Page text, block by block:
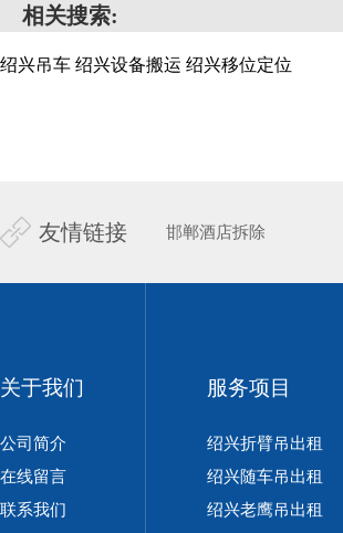
相关搜索:
绍兴吊车 绍兴设备搬运 绍兴移位定位
友情链接 邯郸酒店拆除
关于我们
公司简介
在线留言
联系我们
服务项目
绍兴折臂吊出租
绍兴随车吊出租
绍兴老鹰吊出租